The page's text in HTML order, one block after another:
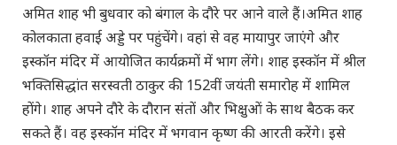
अमित शाह भी बुधवार को बंगाल के दौरे पर आने वाले हैं।अमित शाह
कोलकाता हवाई अड्डे पर पहुंचेंगे। वहां से वह मायापुर जाएंगे और
इस्कॉन मंदिर में आयोजित कार्यक्रमों में भाग लेंगे। शाह इस्कॉन में श्रील
भक्तिसिद्धांत सरस्वती ठाकुर की 152वीं जयंती समारोह में शामिल
होंगे। शाह अपने दौरे के दौरान संतों और भिक्षुओं के साथ बैठक कर
सकते हैं। वह इस्कॉन मंदिर में भगवान कृष्ण की आरती करेंगे। इसे